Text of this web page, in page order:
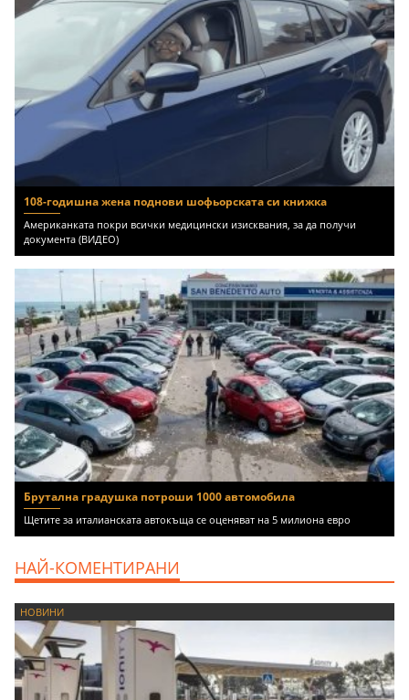
108-годишна жена поднови шофьорската си книжка
Американката покри всички медицински изисквания, за да получи
документа (ВИДЕО)
Брутална градушка потроши 1000 автомобила
Щетите за италианската автокъща се оценяват на 5 милиона евро
НАЙ-КОМЕНТИРАНИ
НОВИНИ